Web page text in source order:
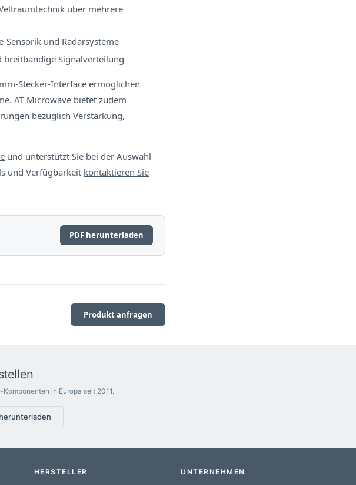
über mehrere
Sensorik und Radarsysteme
breitbandige Signalverteilung
Stecker-Interface ermöglichen
AT Microwave bietet zudem
bezüglich Verstärkung,
und unterstützt Sie bei der Auswahl
und Verfügbarkeit kontaktieren Sie
PDF herunterladen
Produkt anfragen
in Europa seit 2011.
HERSTELLER UNTERNEHMEN